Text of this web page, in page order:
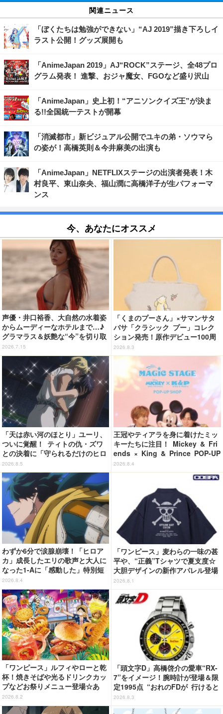
関連ニュース
「ぼくたちは勉強ができない」“AJ 2019”描き下ろしイ
ラスト公開！グッズ展開も
「AnimeJapan 2019」AJ“ROCK”ステージ、全48プロ
グラム発表！ 進撃、おジャ魔女、FGOなど盛り沢山
「AnimeJapan」史上初！“アニソンクイズ王”が決ま
る!!全国統一テストが開幕
「消滅都市」新ビジュアル公開でユキの弟・ソウマら
の姿が！高橋英則＆今井麻美の出演も
「AnimeJapan」NETFLIXステージの出演者発表！木
村良平、東山奈央、福山潤に高橋洋子が生パフォーマ
ンス
今、あなたにオススメ
声優・井口裕香、大自然の水着姿
からムーディーなホテルまで…♪
グラマラス＆妖艶な“今”を切り取
り！3冊目写真集が発売中
2026.7.15
「くまのプーさん」×サマンサタ
バサ「クラシック プー」コレク
ション発売！原作デビュー100周
年記念でハンドバッグや財布など
全6種が登場
2026.8.3
「天は赤い河のほとり」ユーリ、
ついに覚醒！ ティトの仇・ズワ
との決着に「守られるだけのヒロ
インじゃなくなった」【第5話ネ
タバレあり反応まとめ】
2026.8.5
王冠やティアラを身に着けたミッ
キーたちに注目！ Mickey & Fri
ends × King & Prince POP-UP
SHOP「MAGIC STAGE」に新商
品登場
2026.8.4
わずか6分で涙腺崩壊！「ヒロア
カ」成長したエリの歌声と大人に
なった1-Aに「感動した」特別短
編「I am a hero too」【ネタバ
レあり反応まとめ】
2026.8.4
「ワンピース」麦わらの一味の甚
平や、“正義”Tシャツで夏支度☆
大胆デザインの新作アパレル登場
【COSPA】
2026.8.1
「ワンピース」ルフィやローと乾
杯！焼きそばや光るドリンクカッ
プなどお祭りメニュー登場☆あ
の“麦わら帽子”もグッズ化!? 【U
SJ「ワンピース・プレミア・サマ
2026.8.2
「頭文字D」高橋啓介の愛車“RX-
7”をイメージ！腕時計が登場＆限
定1995点 “おれのFDが 行けると
教えてくれてる…!!”
2026.8.3